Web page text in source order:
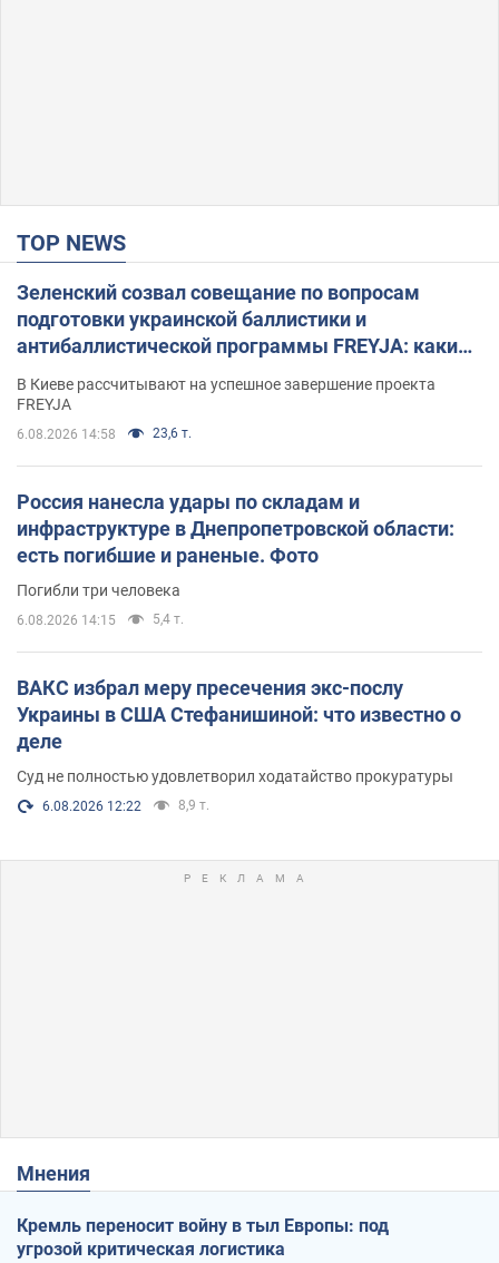
TOP NEWS
Зеленский созвал совещание по вопросам
подготовки украинской баллистики и
антибаллистической программы FREYJA: какие
решения готовятся
В Киеве рассчитывают на успешное завершение проекта
FREYJA
6.08.2026 14:58 23,6 т.
Россия нанесла удары по складам и
инфраструктуре в Днепропетровской области:
есть погибшие и раненые. Фото
Погибли три человека
6.08.2026 14:15 5,4 т.
ВАКС избрал меру пресечения экс-послу
Украины в США Стефанишиной: что известно о
деле
Суд не полностью удовлетворил ходатайство прокуратуры
6.08.2026 12:22 8,9 т.
Мнения
Кремль переносит войну в тыл Европы: под
угрозой критическая логистика